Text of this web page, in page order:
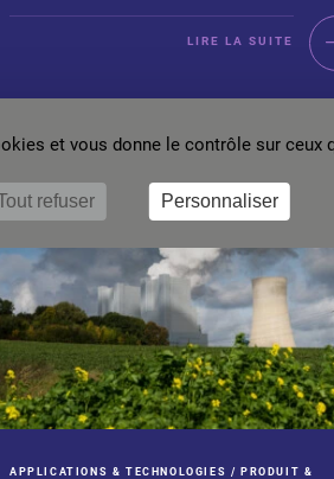
LIRE LA SUITE
CATÉGORIES :
APPLICATIONS & TECHNOLOGIES / PRODUIT &
et vous donne le contrôle sur ceux
refuser Personnaliser